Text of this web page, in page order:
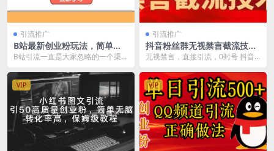
引流推广
B站最新创业粉玩法，简单操
作，长期吸粉
B站引流一直是大家忽略的一个渠道
期出粉的一种方...
引流推广
抖音粉丝群无视禁言截流技
术，抖音黑科技，直接引流，
无视禁言，直接引流，0封号 抖音
都 是你的资源随意...
VIP VIP